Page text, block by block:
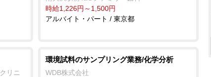
時給1,226円～1,500円
アルバイト・パート / 東京都
リニ
環境試料のサンプリング業務/化学分析
WDB株式会社